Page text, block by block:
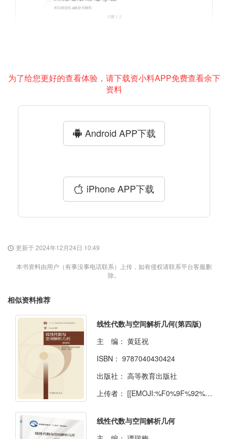
为了给您更好的查看体验，请下载资小料APP免费查看余下
资料
Android APP下载
iPhone APP下载
更新于 2024年12月24日 10:49
本书资料由用户（有事没事电话联系）上传，如有侵权请联系平台客服删
除。
相似资料推荐
线性代数与空间解析几何(第四版)
主 编： 黄廷祝
ISBN： 9787040430424
出版社： 高等教育出版社
上传者： [[EMOJI:%F0%9F%92%B0]]
线性代数与空间解析几何